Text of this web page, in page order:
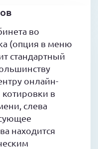
во
(опция в меню
стандартный
онлайн-
в
слева
находится